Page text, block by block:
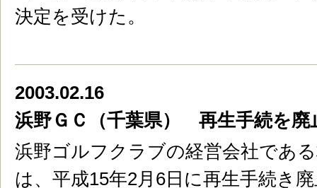
決定を受けた。
2003.02.16
浜野ＧＣ（千葉県） 再生手続を廃
浜野ゴルフクラブの経営会社であ
は、平成15年2月6日に再生手続き